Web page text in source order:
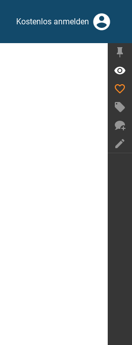
Kostenlos anmelden